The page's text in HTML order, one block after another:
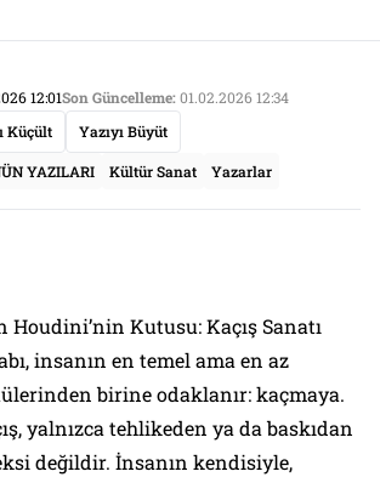
12:01Son Güncelleme:01.02.2026 12:34
Küçült Yazıyı Büyüt
YAZILARI Kültür Sanat Yazarlar
Houdini’nin Kutusu: Kaçış Sanatı
insanın en temel ama en az
birine odaklanır: kaçmaya.
yalnızca tehlikeden ya da baskıdan
değildir. İnsanın kendisiyle,